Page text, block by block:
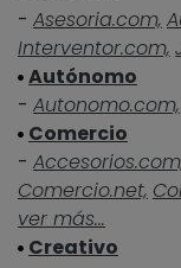
- Asesoria.com,
Interventor.com,
Autónomo
- Autonomo.com,
Comercio
-
Comercio.net,
ver más...
Creativo